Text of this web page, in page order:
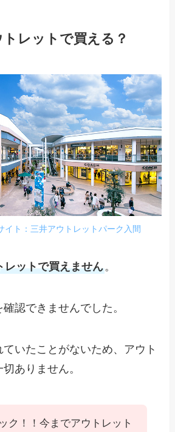
レットで買える？
イト：三井アウトレットパーク入間
レットで買えません。
認できませんでした。
いたことがないため、アウト
ありません。
ク！！今までアウトレット